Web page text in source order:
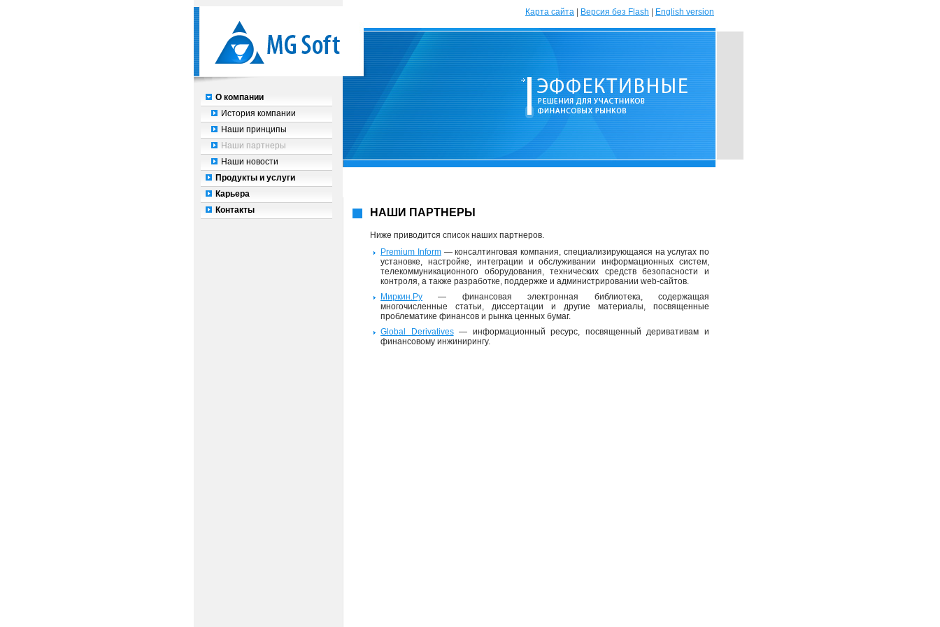
О компании
История компании
Наши принципы
Наши партнеры
Наши новости
Продукты и услуги
Карьера
Контакты
Карта сайта Версия без Flash English version
НАШИ ПАРТНЕРЫ
Ниже приводится список наших партнеров.
Premium Inform— консалтинговая компания, специализирующаяся на услугах по
установке, настройке, интеграции и обслуживании информационных систем,
телекоммуникационного оборудования, технических средств безопасности и
контроля, а также разработке, поддержке и администрировании web-сайтов.
Миркин.Ру — финансовая электронная библиотека, содержащая
многочисленные статьи, диссертации и другие материалы, посвященные
проблематике финансов и рынка ценных бумаг.
Global Derivatives— информационный ресурс, посвященный деривативам и
финансовому инжинирингу.